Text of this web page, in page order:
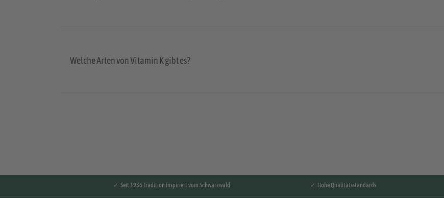
Welche Arten von Vitamin K gibt es?
✓ Seit 1936 Tradition inspiriert vom Schwarzwald ✓ Hohe Qualitätsstandards